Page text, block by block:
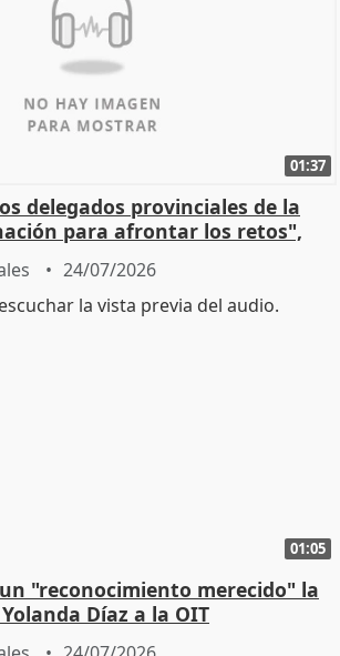
01:37
delegados provinciales de la
para afrontar los retos",
24/07/2026
01:05
"reconocimiento merecido" la
Díaz a la OIT